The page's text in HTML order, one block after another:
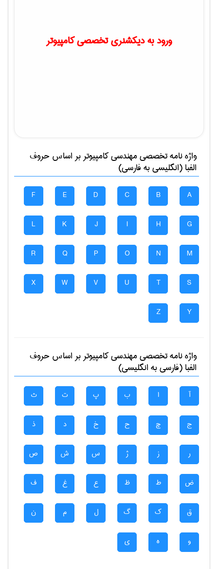
ورود به دیکشنری تخصصی کامپیوتر
واژه نامه تخصصیمهندسی كامپيوتربر اساس حروف
الفبا (انگلیسی به فارسی)
A
B
C
D
E
F
G
H
I
J
K
L
M
N
O
P
Q
R
S
T
U
V
W
X
Y
Z
واژه نامه تخصصیمهندسی كامپيوتربر اساس حروف
الفبا (فارسی به انگلیسی)
آ ا ب پ ت ث
ج چ ح خ د ذ
ر ز ژ س ش ص
ض ط ظ ع غ ف
ق ک گ ل م ن
و ه ی